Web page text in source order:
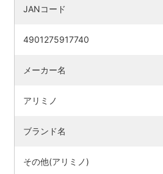
JANコード
4901275917740
メーカー名
アリミノ
ブランド名
その他(アリミノ)